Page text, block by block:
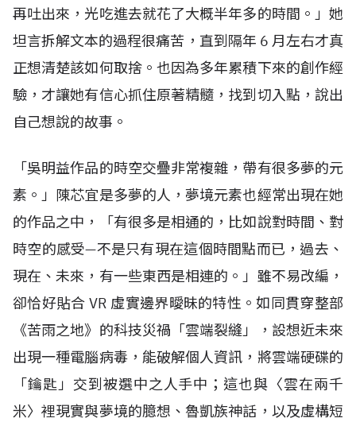
再吐出來，光吃進去就花了大概半年多的時間。」她
坦言拆解文本的過程很痛苦，直到隔年 6 月左右才真
正想清楚該如何取捨。也因為多年累積下來的創作經
驗，才讓她有信心抓住原著精髓，找到切入點，說出
自己想說的故事。
「吳明益作品的時空交疊非常複雜，帶有很多夢的元
素。」陳芯宜是多夢的人，夢境元素也經常出現在她
的作品之中，「有很多是相通的，比如說對時間、對
時空的感受—不是只有現在這個時間點而已，過去、
現在、未來，有一些東西是相連的。」雖不易改編，
卻恰好貼合 VR 虛實邊界曖昧的特性。如同貫穿整部
《苦雨之地》的科技災禍「雲端裂縫」，設想近未來
出現一種電腦病毒，能破解個人資訊，將雲端硬碟的
「鑰匙」交到被選中之人手中；這也與〈雲在兩千
米〉裡現實與夢境的臆想、魯凱族神話，以及虛構短